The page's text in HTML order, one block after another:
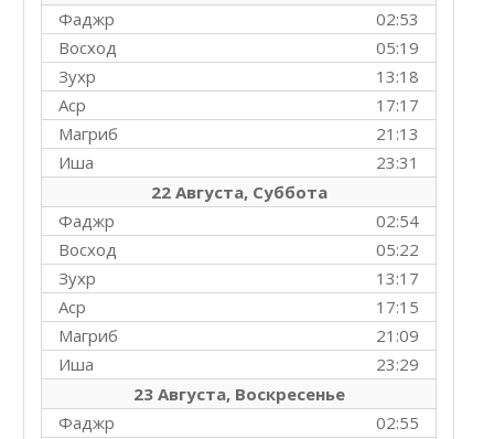
02:53
Фаджр
05:19
Восход
13:18
Зухр
17:17
Аср
21:13
Магриб
23:31
Иша
22 Августа, Суббота
02:54
Фаджр
05:22
Восход
13:17
Зухр
17:15
Аср
21:09
Магриб
23:29
Иша
23 Августа, Воскресенье
02:55
Фаджр